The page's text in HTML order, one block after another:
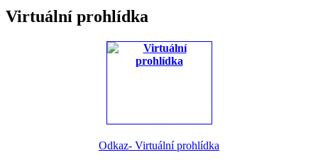
Virtuální prohlídka
Odkaz- Virtuální prohlídka